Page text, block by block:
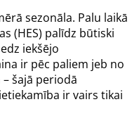
sezonāla. Palu laikā
(HES) palīdz būtiski
iekšējo
ir pēc paliem jeb no
šajā periodā
ir vairs tikai